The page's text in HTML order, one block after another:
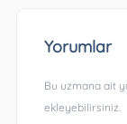
Yorumlar
Bu uzmana ait
ekleyebilirsiniz.